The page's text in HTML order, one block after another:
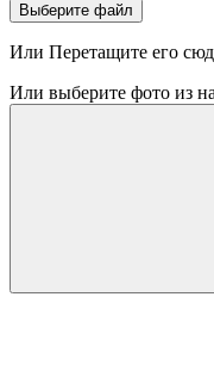
Выберите файл
Или Перетащите его
Или выберите фото из